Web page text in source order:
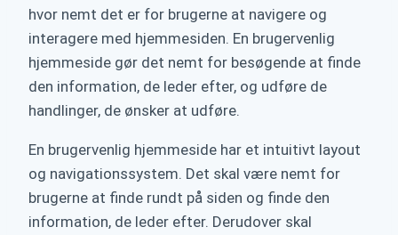
hvor nemt det er for brugerne at navigere og
interagere med hjemmesiden. En brugervenlig
hjemmeside gør det nemt for besøgende at finde
den information, de leder efter, og udføre de
handlinger, de ønsker at udføre.
En brugervenlig hjemmeside har et intuitivt layout
og navigationssystem. Det skal være nemt for
brugerne at finde rundt på siden og finde den
information, de leder efter. Derudover skal